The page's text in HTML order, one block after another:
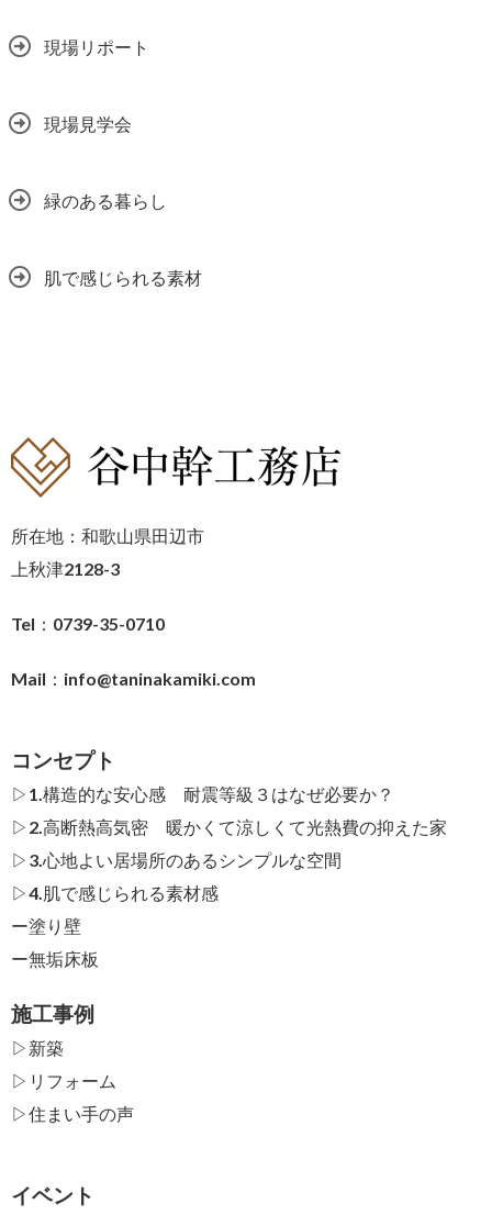
現場リポート
現場見学会
緑のある暮らし
肌で感じられる素材
所在地：和歌山県田辺市
上秋津2128-3
Tel：0739-35-0710
Mail： info@taninakamiki.com
コンセプト
▷1.構造的な安心感 耐震等級３はなぜ必要か？
▷2.高断熱高気密 暖かくて涼しくて光熱費の抑えた家
▷3.心地よい居場所のあるシンプルな空間
▷4.肌で感じられる素材感
ー塗り壁
ー無垢床板
施工事例
▷新築
▷リフォーム
▷住まい手の声
イベント